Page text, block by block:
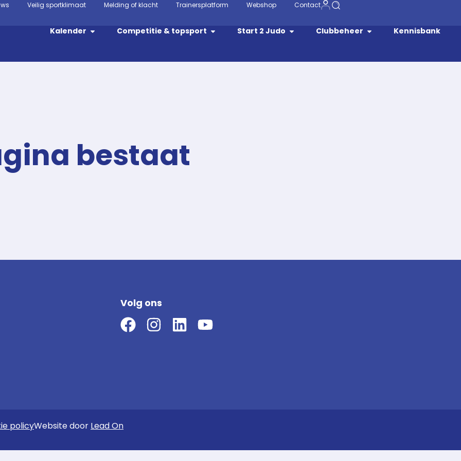
Veilig sportklimaat Melding of klacht Trainersplatform Webshop Contact
Kalender Competitie & topsport Start 2 Judo Clubbeheer Kennisbank
bestaat
Volg ons
policyWebsite door Lead On